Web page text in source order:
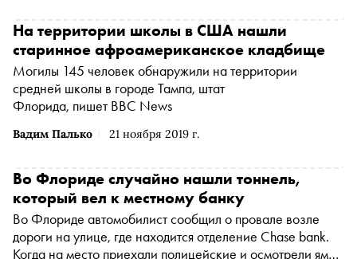
Вадим Палько 21 ноября 2019 г.
На территории школы в США нашли
старинное афроамериканское кладбище
Могилы 145 человек обнаружили на территории
средней школы в городе Тампа, штат
Флорида, пишет BBC News
Во Флориде случайно нашли тоннель,
который вел к местному банку
Во Флориде автомобилист сообщил о провале возле
дороги на улице, где находится отделение Chase bank.
Когда на место приехали полицейские и осмотрели яму,